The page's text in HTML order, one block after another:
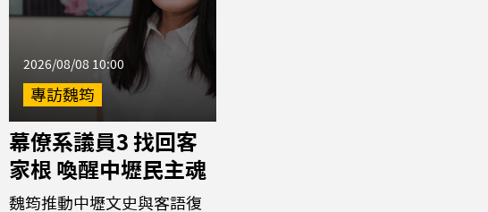
2026/08/08 10:00
專訪魏筠
幕僚系議員3 找回客
家根 喚醒中壢民主魂
魏筠推動中壢文史與客語復